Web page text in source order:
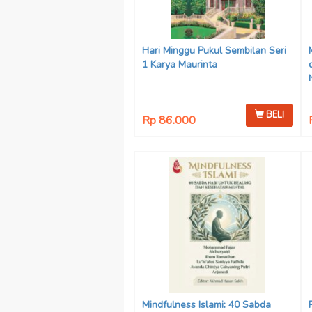
Hari Minggu Pukul Sembilan Seri
1 Karya Maurinta
Rp 86.000 BELI
Mindfulness Islami: 40 Sabda